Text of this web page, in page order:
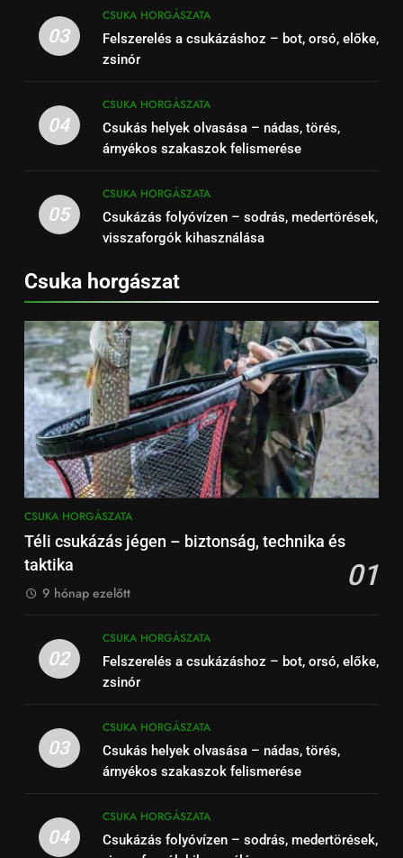
03
CSUKA HORGÁSZATA
Felszerelés a csukázáshoz – bot, orsó, előke,
zsinór
04
CSUKA HORGÁSZATA
Csukás helyek olvasása – nádas, törés,
árnyékos szakaszok felismerése
05
CSUKA HORGÁSZATA
Csukázás folyóvízen – sodrás, medertörések,
visszaforgók kihasználása
Csuka horgászat
CSUKA HORGÁSZATA
Téli csukázás jégen – biztonság, technika és
taktika
01
9 hónap ezelőtt
02
CSUKA HORGÁSZATA
Felszerelés a csukázáshoz – bot, orsó, előke,
zsinór
03
CSUKA HORGÁSZATA
Csukás helyek olvasása – nádas, törés,
árnyékos szakaszok felismerése
04
CSUKA HORGÁSZATA
Csukázás folyóvízen – sodrás, medertörések,